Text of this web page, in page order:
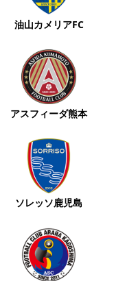
油山カメリアFC
アスフィーダ熊本
ソレッソ鹿児島